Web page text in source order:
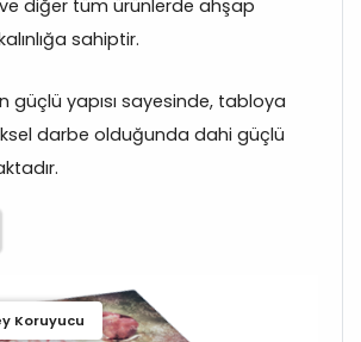
diğer tüm ürünlerde ahşap
sahiptir.
güçlü yapısı sayesinde, tabloya
darbe olduğunda dahi güçlü
Koruyucu